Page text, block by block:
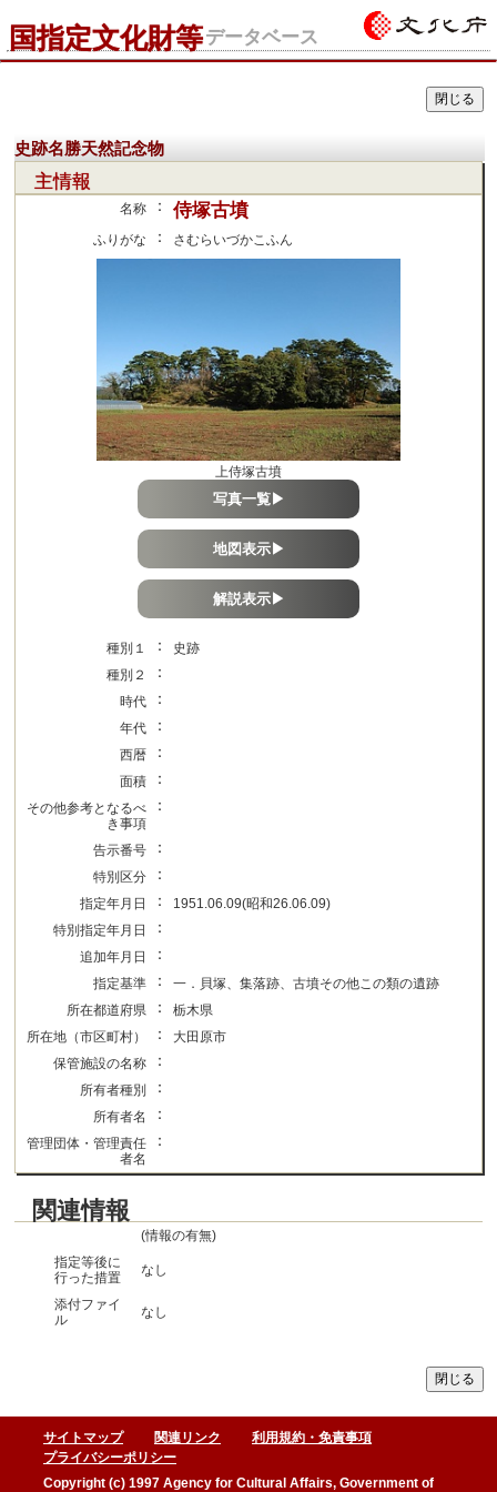
国指定文化財等データベース
史跡名勝天然記念物
主情報
名称 ： 侍塚古墳
ふりがな ： さむらいづかこふん
上侍塚古墳
写真一覧▶
地図表示▶
解説表示▶
種別１ ：
史跡
種別２
：
時代 ：
年代 ：
西暦 ：
面積 ：
その他参考となるべ
き事項
：
告示番号 ：
特別区分 ：
指定年月日 ：
1951.06.09(昭和26.06.09)
特別指定年月日
：
追加年月日 ：
指定基準 ：
一．貝塚、集落跡、古墳その他この類の遺跡
所在都道府県
：
栃木県
所在地（市区町村）
：
大田原市
保管施設の名称
：
所有者種別 ：
所有者名 ：
管理団体・管理責任
者名
：
関連情報
(情報の有無)
指定等後に
行った措置
なし
添付ファイ
ル
なし
サイトマップ 関連リンク
利用規約・免責事項
プライバシーポリシー
Copyright (c) 1997 Agency for Cultural Affairs, Government of